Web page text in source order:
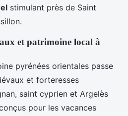
stimulant près de Saint
et patrimoine local à
pyrénées orientales passe
et forteresses
saint cyprien et Argelès
pour les vacances